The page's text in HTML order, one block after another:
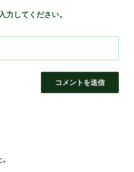
力してください。